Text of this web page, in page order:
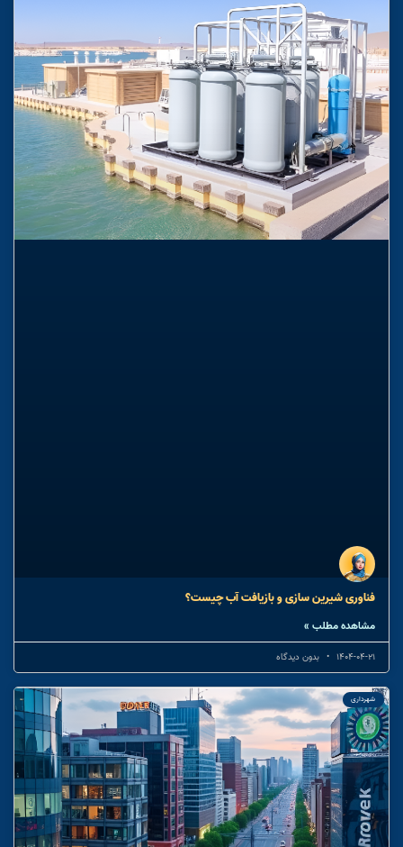
فناوری شیرین سازی و بازیافت آب چیست؟
مشاهده مطلب »
1404-04-21 بدون دیدگاه
شهرداری